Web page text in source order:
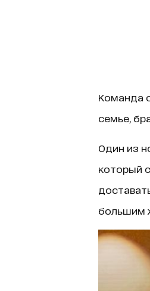
Команда
семье,
Один из
который
большим